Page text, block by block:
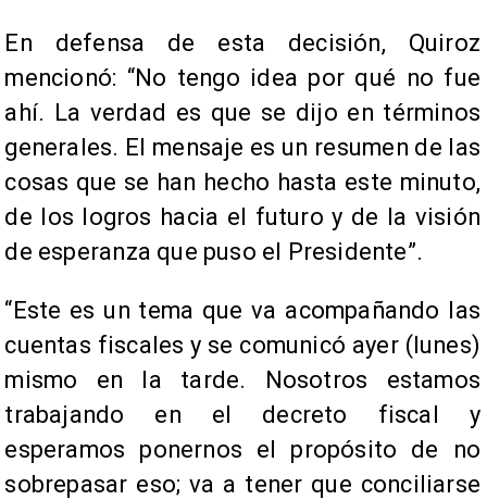
En defensa de esta decisión, Quiroz
mencionó: “No tengo idea por qué no fue
ahí. La verdad es que se dijo en términos
generales. El mensaje es un resumen de las
cosas que se han hecho hasta este minuto,
de los logros hacia el futuro y de la visión
de esperanza que puso el Presidente”.
“Este es un tema que va acompañando las
cuentas fiscales y se comunicó ayer (lunes)
mismo en la tarde. Nosotros estamos
trabajando en el decreto fiscal y
esperamos ponernos el propósito de no
sobrepasar eso; va a tener que conciliarse